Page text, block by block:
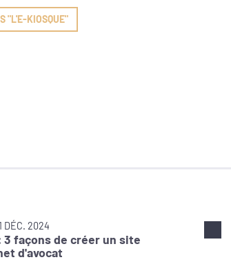
"L'E-KIOSQUE"
DÉC. 2024
3 façons de créer un site
d'avocat